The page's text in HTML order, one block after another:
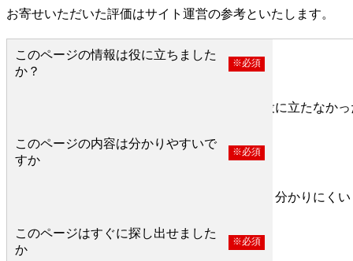
お寄せいただいた評価はサイト運営の参考といたします。
このページの情報は役に立ちました
か？
※必須
役に立たなか
このページの内容は分かりやすいで
すか
※必須
分かりにくい
このページはすぐに探し出せました
か
※必須